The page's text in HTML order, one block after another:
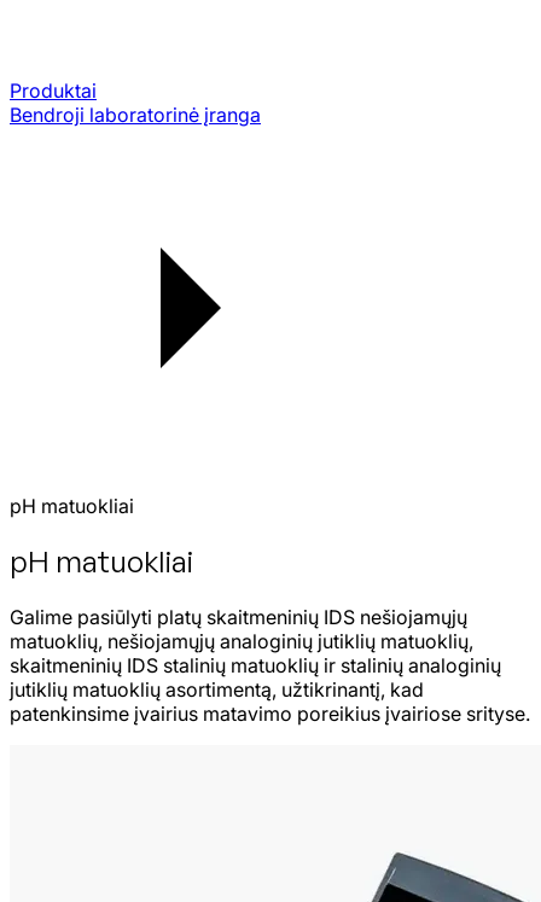
Produktai
Bendroji laboratorinė įranga
pH matuokliai
pH matuokliai
Galime pasiūlyti platų skaitmeninių IDS nešiojamųjų
matuoklių, nešiojamųjų analoginių jutiklių matuoklių,
skaitmeninių IDS stalinių matuoklių ir stalinių analoginių
jutiklių matuoklių asortimentą, užtikrinantį, kad
patenkinsime įvairius matavimo poreikius įvairiose srityse.